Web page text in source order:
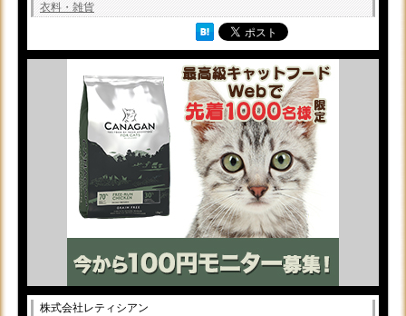
衣料・雑貨
株式会社レティシアン